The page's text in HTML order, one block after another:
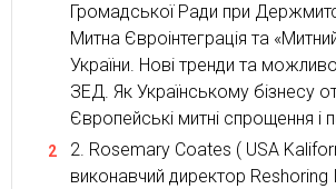
Громадської Ради при
Митна Євроінтеграція та
України. Нові тренди та
ЗЕД. Як Українському бізнесу
Європейські митні спрощення і
Rosemary Coates ( USA
виконавчий директор Reshoring